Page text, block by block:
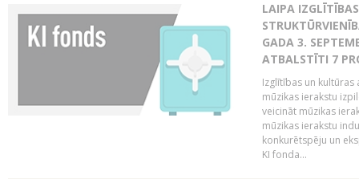
LAIPA
GADA 3.
ATBALSTĪTI 7
Izglītības un
mūzikas ierakstu
veicināt mūzikas
mūzikas ierakstu
konkurētspēju un
KI fonda...